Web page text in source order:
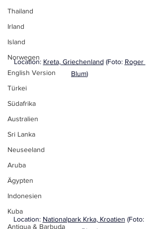
Thailand
Irland
Island
Norwegen
English Version
Türkei
Südafrika
Australien
Sri Lanka
Neuseeland
Aruba
Ägypten
Indonesien
Kuba
Antigua & Barbuda
Location: Kreta, Griechenland (Foto: Roger
Blum)
Location: Nationalpark Krka, Kroatien (Foto: